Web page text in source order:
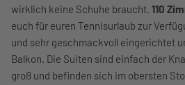
wirklich keine Schuhe braucht. 110
euch für euren Tennisurlaub zur
und sehr geschmackvoll eingerichtet
Balkon. Die Suiten sind einfach der
groß und befinden sich im obersten